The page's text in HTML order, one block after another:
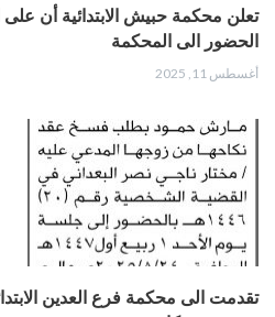
تعلن محكمة حبيش الابتدائية أن
الحضور الى المحكمة
أغسطس 11, 2025
تقدمت الى محكمة فرع العدين